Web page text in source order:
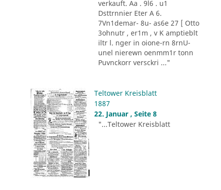
verkauft. Aa . 9l6 . u1
Dsttrnnier Eter A 6.
7Vn1demar- 8u- as6e 27 [ Otto
3ohnutr , er1m , v K amptieblt
iltr l. nger in oione-rn 8rnU-
unel nierewn oenmm1r tonn
Puvnckorr versckri ..."
Teltower Kreisblatt
1887
22. Januar , Seite 8
"...Teltower Kreisblatt